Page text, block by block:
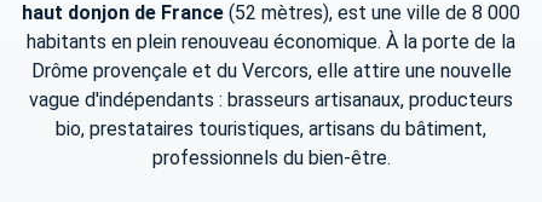
haut donjon de France (52 mètres), est une ville de 8 000
habitants en plein renouveau économique. À la porte de la
Drôme provençale et du Vercors, elle attire une nouvelle
vague d'indépendants : brasseurs artisanaux, producteurs
bio, prestataires touristiques, artisans du bâtiment,
professionnels du bien-être.